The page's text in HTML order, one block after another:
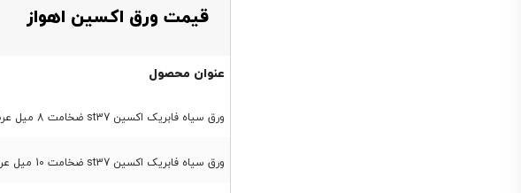
قیمت ورق اکسین اهواز
عنوان محصول
ورق سیاه فابریک اکسین st37 ضخامت 8 میل عرض 2000
ورق سیاه فابریک اکسین st37 ضخامت 10 میل عرض 2000